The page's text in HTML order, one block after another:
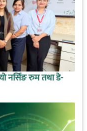
नर्सिङ रुम तथा डे-